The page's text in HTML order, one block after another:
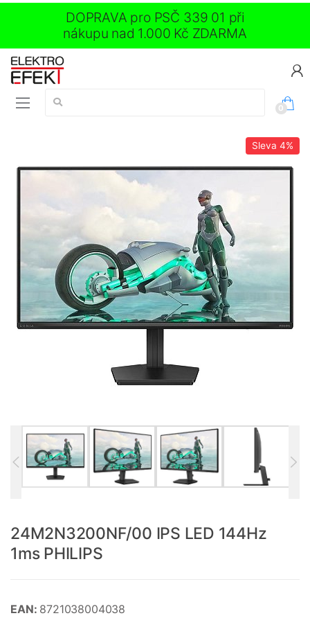
DOPRAVA pro PSČ 339 01 při
nákupu nad 1.000 Kč ZDARMA
Vyhledávání:
0
Sleva 4%
24M2N3200NF/00 IPS LED 144Hz
1ms PHILIPS
EAN: 8721038004038